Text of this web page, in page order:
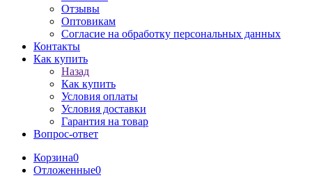
Отзывы
Оптовикам
Cогласие на обработку персональных данных
Контакты
Как купить
Назад
Как купить
Условия оплаты
Условия доставки
Гарантия на товар
Вопрос-ответ
Корзина0
Отложенные0